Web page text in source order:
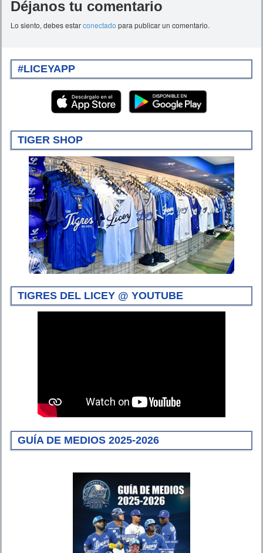
Déjanos tu comentario
Lo siento, debes estarconectado para publicar un comentario.
#LICEYAPP
TIGER SHOP
TIGRES DEL LICEY @ YOUTUBE
GUÍA DE MEDIOS 2025-2026